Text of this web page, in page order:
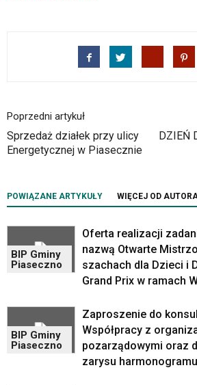
tą
wiadomością.
Strona
wyposażona
w
klawiaturowe,
zatem
jest
standardowy
sposób.
Poprzedni artykuł
Sprzedaż działek przy ulicy
Energetycznej w Piasecznie
DZIEŃ
POWIĄZANE ARTYKUŁY WIĘCEJ OD
BIP Gminy
Piaseczno
Oferta realizacji
nazwą Otwarte
szachach dla Dzieci i
Grand Prix w ramach
BIP Gminy
Piaseczno
Zaproszenie do
Współpracy z
pozarządowymi oraz
zarysu